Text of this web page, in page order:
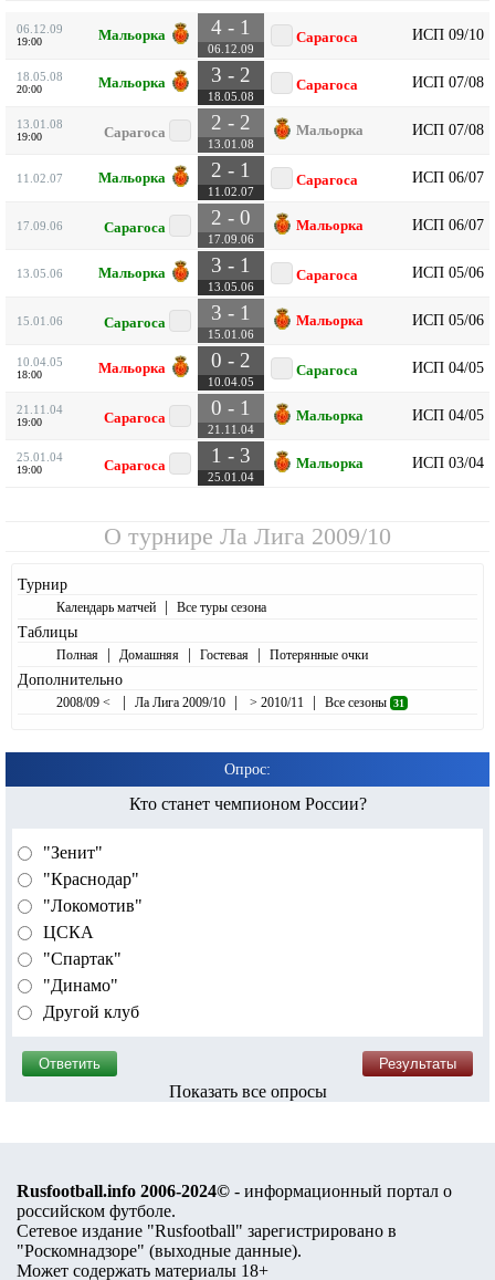
06.12.09
19:00 Мальорка 4 - 1
06.12.09
Сарагоса ИСП 09/10
18.05.08
20:00 Мальорка 3 - 2
18.05.08
Сарагоса ИСП 07/08
13.01.08
19:00 Сарагоса 2 - 2
13.01.08
Мальорка ИСП 07/08
11.02.07 Мальорка 2 - 1
11.02.07
Сарагоса ИСП 06/07
17.09.06 Сарагоса 2 - 0
17.09.06
Мальорка ИСП 06/07
13.05.06 Мальорка 3 - 1
13.05.06
Сарагоса ИСП 05/06
15.01.06 Сарагоса 3 - 1
15.01.06
Мальорка ИСП 05/06
10.04.05
18:00 Мальорка 0 - 2
10.04.05
Сарагоса ИСП 04/05
21.11.04
19:00 Сарагоса 0 - 1
21.11.04
Мальорка ИСП 04/05
25.01.04
19:00 Сарагоса 1 - 3
25.01.04
Мальорка ИСП 03/04
О турнире Ла Лига 2009/10
Турнир
Календарь матчей | Все туры сезона
Таблицы
Полная | Домашняя | Гостевая | Потерянные очки
Дополнительно
2008/09 < | Ла Лига 2009/10 | > 2010/11 | Все сезоны 31
Опрос:
Кто станет чемпионом России?
"Зенит"
"Краснодар"
"Локомотив"
ЦСКА
"Спартак"
"Динамо"
Другой клуб
Показать все опросы
Rusfootball.info 2006-2024© - информационный портал о
российском футболе.
Сетевое издание "Rusfootball" зарегистрировано в
"Роскомнадзоре" (выходные данные).
Может содержать материалы 18+